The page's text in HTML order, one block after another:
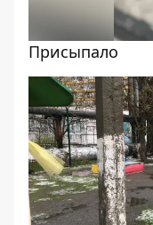
Присыпало